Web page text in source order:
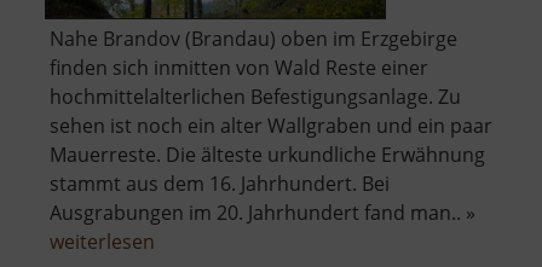
Nahe Brandov (Brandau) oben im Erzgebirge
finden sich inmitten von Wald Reste einer
hochmittelalterlichen Befestigungsanlage. Zu
sehen ist noch ein alter Wallgraben und ein paar
Mauerreste. Die älteste urkundliche Erwähnung
stammt aus dem 16. Jahrhundert. Bei
Ausgrabungen im 20. Jahrhundert fand man.. »
weiterlesen